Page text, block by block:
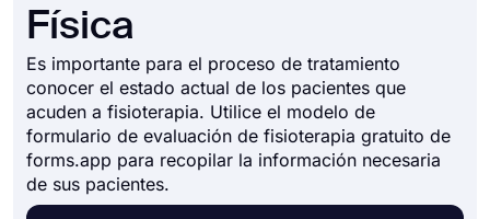
Física
Es importante para el proceso de tratamiento
conocer el estado actual de los pacientes que
acuden a fisioterapia. Utilice el modelo de
formulario de evaluación de fisioterapia gratuito de
forms.app para recopilar la información necesaria
de sus pacientes.